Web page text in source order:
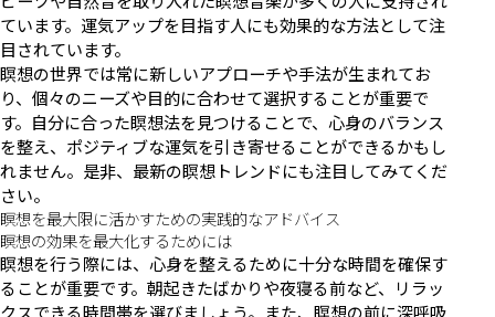
ています。運気アップを目指す人にも効果的な方法として注
目されています。
瞑想の世界では常に新しいアプローチや手法が生まれてお
り、個々のニーズや目的に合わせて選択することが重要で
す。自分に合った瞑想法を見つけることで、心身のバランス
を整え、ポジティブな運気を引き寄せることができるかもし
れません。是非、最新の瞑想トレンドにも注目してみてくだ
さい。
瞑想を最大限に活かすための実践的なアドバイス
瞑想の効果を最大化するためには
瞑想を行う際には、心身を整えるために十分な時間を確保す
ることが重要です。朝起きたばかりや夜寝る前など、リラッ
クスできる時間帯を選びましょう。また、瞑想の前に深呼吸